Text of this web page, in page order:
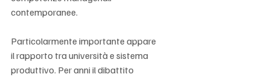
contemporanee.
Particolarmente importante appare
il rapporto tra università e sistema
produttivo. Per anni il dibattito